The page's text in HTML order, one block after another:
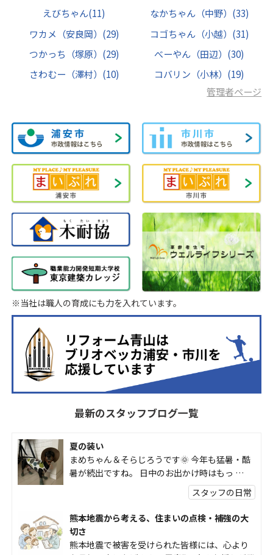
えびちゃん(11) なかちゃん（中野） (33)
ワカメ（安良岡） (29) コゴちゃん（小越） (31)
つかっち（塚原） (29) べーやん（田辺） (30)
さわむー（澤村） (10) コバリン（小林） (19)
管理者ページ
※当社は職人の育成にも力を入れています。
最新のスタッフブログ一覧
夏の装い
まめちゃん＆そらじろうです🌞 今年も猛暑・酷
暑が続出ですね。 日中のお出かけ時はもっ …
スタッフの日常
熊本地震から考える、住まいの点検・補強の大
切さ
熊本地震で被害を受けられた皆様には、心より